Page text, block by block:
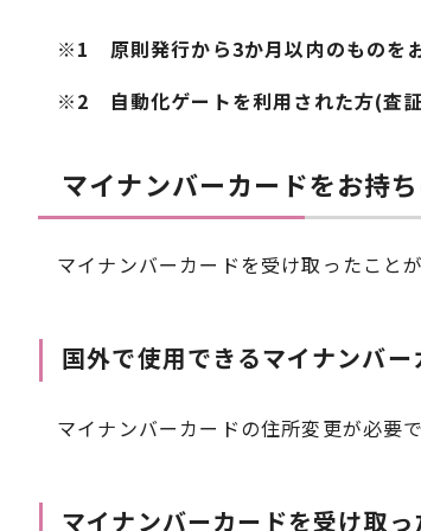
※1 原則発行から3か月以内のものをお
※2 自動化ゲートを利用された方(査証
マイナンバーカードをお持
マイナンバーカードを受け取ったこと
国外で使用できるマイナンバ
マイナンバーカードの住所変更が必要で
マイナンバーカードを受け取